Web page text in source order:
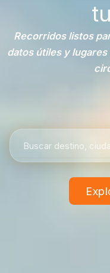
Recorridos listos
datos útiles y